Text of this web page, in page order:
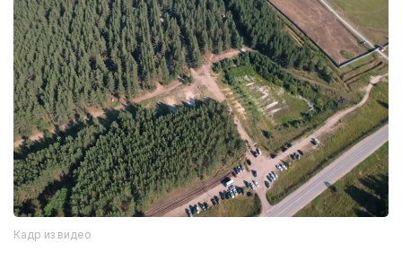
Кадр из видео